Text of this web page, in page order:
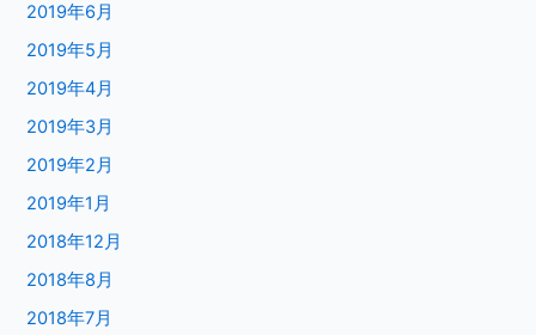
2019年6月
2019年5月
2019年4月
2019年3月
2019年2月
2019年1月
2018年12月
2018年8月
2018年7月